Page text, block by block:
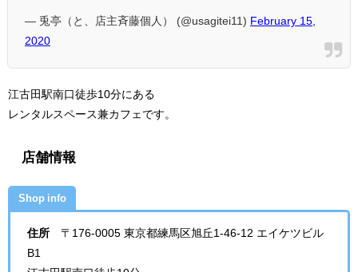
— 兎亭（と、店主斉藤個人） (@usagitei11) February 15,
2020
江古田駅南口徒歩10分にある
レンタルスペース兼カフェです。
店舗情報
Shop info
住所 〒176-0005 東京都練馬区旭丘1-46-12 エイケツビル
B1